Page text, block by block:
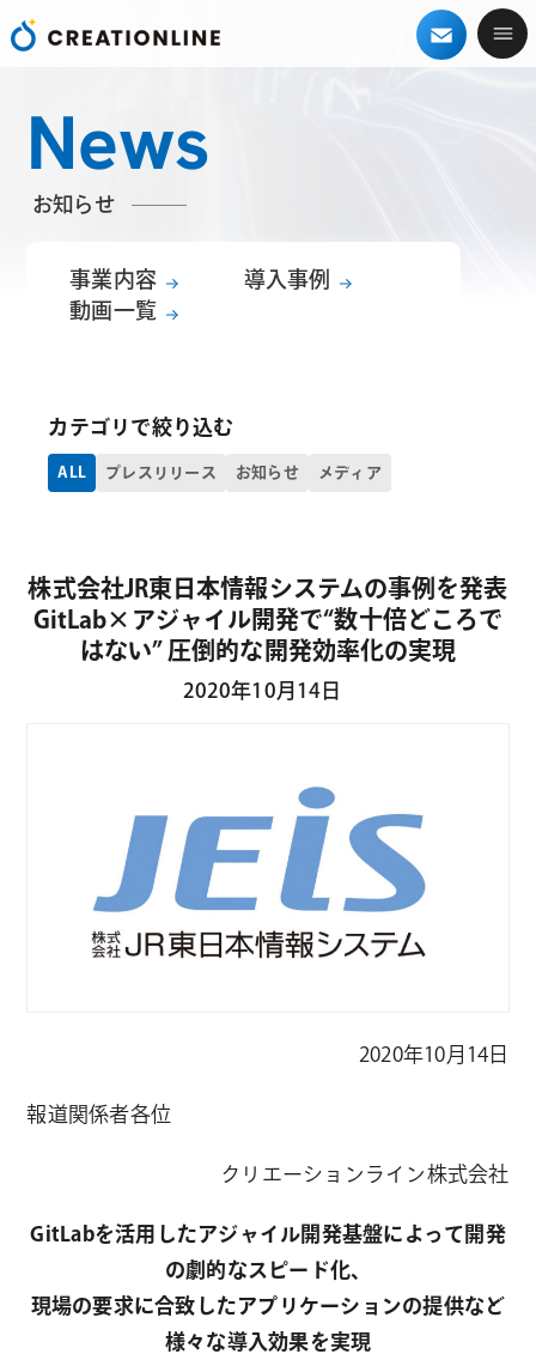
News
お知らせ
事業内容
導入事例
動画一覧
カテゴリで絞り込む
ALL プレスリリース お知らせ メディア
株式会社JR東日本情報システムの事例を発表
GitLab×アジャイル開発で“数十倍どころで
はない” 圧倒的な開発効率化の実現
2020年10月14日
2020年10月14日
報道関係者各位
クリエーションライン株式会社
GitLabを活用したアジャイル開発基盤によって開発
の劇的なスピード化、
現場の要求に合致したアプリケーションの提供など
様々な導入効果を実現